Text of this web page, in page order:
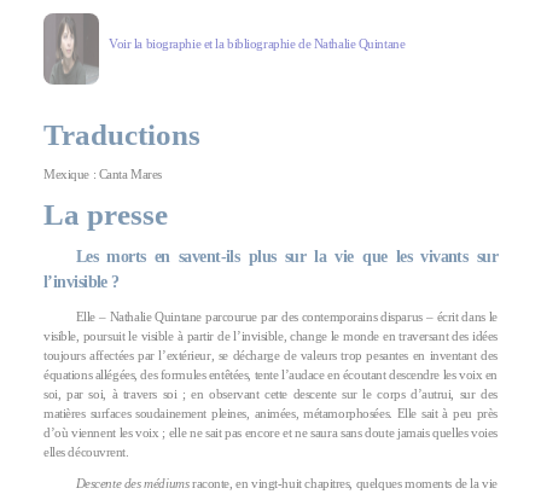
Voir la biographie et la bibliographie de Nathalie Quintane
Traductions
Mexique : Canta Mares
La presse
Les morts en savent-ils plus sur la vie que les vivants sur
l’invisible ?
Elle – Nathalie Quintane parcourue par des contemporains disparus – écrit dans le
visible, poursuit le visible à partir de l’invisible, change le monde en traversant des idées
toujours affectées par l’extérieur, se décharge de valeurs trop pesantes en inventant des
équations allégées, des formules entêtées, tente l’audace en écoutant descendre les voix en
soi, par soi, à travers soi ; en observant cette descente sur le corps d’autrui, sur des
matières surfaces soudainement pleines, animées, métamorphosées. Elle sait à peu près
d’où viennent les voix ; elle ne sait pas encore et ne saura sans doute jamais quelles voies
elles découvrent.
Descente des médiumsraconte, en vingt-huit chapitres, quelques moments de la vie